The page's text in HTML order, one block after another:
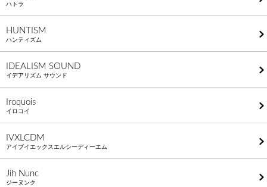
ハトラ
HUNTISM
ハンティズム
IDEALISM SOUND
イデアリズム サウンド
Iroquois
イロコイ
IVXLCDM
アイブイエックスエルシーディーエム
Jih Nunc
ジーヌンク